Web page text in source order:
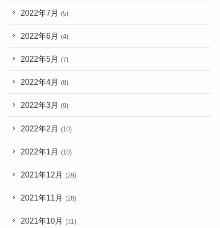
2022年7月 (5)
2022年6月 (4)
2022年5月 (7)
2022年4月 (8)
2022年3月 (9)
2022年2月 (10)
2022年1月 (10)
2021年12月 (29)
2021年11月 (28)
2021年10月 (31)